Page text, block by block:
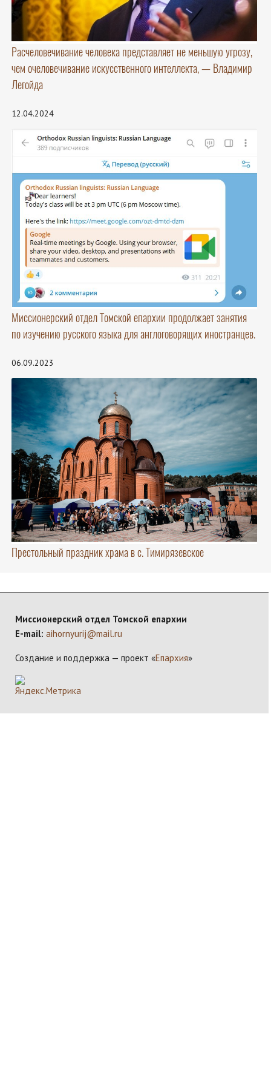
Расчеловечивание человека представляет не меньшую угрозу,
чем очеловечивание искусственного интеллекта, — Владимир
Легойда
12.04.2024
Миссионерский отдел Томской епархии продолжает занятия
по изучению русского языка для англоговорящих иностранцев.
06.09.2023
Престольный праздник храма в с. Тимирязевское
Миссионерский отдел Томской епархии
E-mail: aihornyurij@mail.ru
Создание и поддержка — проект «Епархия»